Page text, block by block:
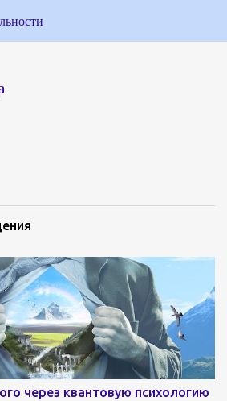
через квантовую психологию